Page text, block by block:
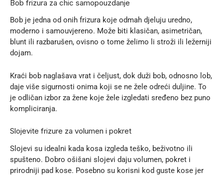
Bob frizura za chic samopouzdanje
Bob je jedna od onih frizura koje odmah djeluju uredno,
moderno i samouvjereno. Može biti klasičan, asimetričan,
blunt ili razbarušen, ovisno o tome želimo li stroži ili ležerniji
dojam.
Kraći bob naglašava vrat i čeljust, dok duži bob, odnosno lob,
daje više sigurnosti onima koji se ne žele odreći duljine. To
je odličan izbor za žene koje žele izgledati sređeno bez puno
kompliciranja.
Slojevite frizure za volumen i pokret
Slojevi su idealni kada kosa izgleda teško, beživotno ili
spušteno. Dobro ošišani slojevi daju volumen, pokret i
prirodniji pad kose. Posebno su korisni kod guste kose jer